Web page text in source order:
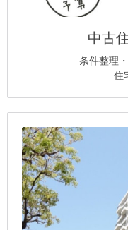
中古
条件整理
住